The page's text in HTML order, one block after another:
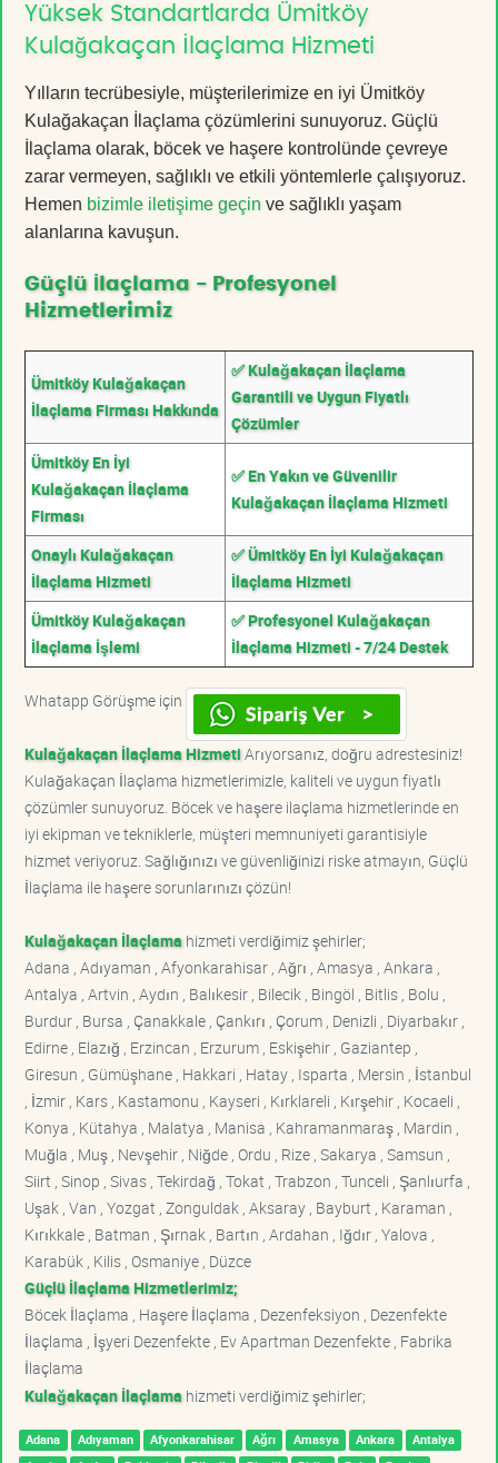
Yüksek Standartlarda Ümitköy
Kulağakaçan İlaçlama Hizmeti
Yılların tecrübesiyle, müşterilerimize en iyi Ümitköy
Kulağakaçan İlaçlama çözümlerini sunuyoruz. Güçlü
İlaçlama olarak, böcek ve haşere kontrolünde çevreye
zarar vermeyen, sağlıklı ve etkili yöntemlerle çalışıyoruz.
Hemen bizimle iletişime geçin ve sağlıklı yaşam
alanlarına kavuşun.
Güçlü İlaçlama - Profesyonel
Hizmetlerimiz
Ümitköy Kulağakaçan
İlaçlama Firması Hakkında
✅ Kulağakaçan İlaçlama
Garantili ve Uygun Fiyatlı
Çözümler
Ümitköy En İyi
Kulağakaçan İlaçlama
Firması
✅ En Yakın ve Güvenilir
Kulağakaçan İlaçlama Hizmeti
Onaylı Kulağakaçan
İlaçlama Hizmeti
✅ Ümitköy En İyi Kulağakaçan
İlaçlama Hizmeti
Ümitköy Kulağakaçan
İlaçlama İşlemi
✅ Profesyonel Kulağakaçan
İlaçlama Hizmeti - 7/24 Destek
Whatapp Görüşme için
Kulağakaçan İlaçlama HizmetiArıyorsanız, doğru adrestesiniz!
Kulağakaçan İlaçlama hizmetlerimizle, kaliteli ve uygun fiyatlı
çözümler sunuyoruz. Böcek ve haşere ilaçlama hizmetlerinde en
iyi ekipman ve tekniklerle, müşteri memnuniyeti garantisiyle
hizmet veriyoruz. Sağlığınızı ve güvenliğinizi riske atmayın, Güçlü
İlaçlama ile haşere sorunlarınızı çözün!
Kulağakaçan İlaçlama hizmeti verdiğimiz şehirler;
Adana , Adıyaman , Afyonkarahisar , Ağrı , Amasya , Ankara ,
Antalya , Artvin , Aydın , Balıkesir , Bilecik , Bingöl , Bitlis , Bolu ,
Burdur , Bursa , Çanakkale , Çankırı , Çorum , Denizli , Diyarbakır ,
Edirne , Elazığ , Erzincan , Erzurum , Eskişehir , Gaziantep ,
Giresun , Gümüşhane , Hakkari , Hatay , Isparta , Mersin , İstanbul
, İzmir , Kars , Kastamonu , Kayseri , Kırklareli , Kırşehir , Kocaeli ,
Konya , Kütahya , Malatya , Manisa , Kahramanmaraş , Mardin ,
Muğla , Muş , Nevşehir , Niğde , Ordu , Rize , Sakarya , Samsun ,
Siirt , Sinop , Sivas , Tekirdağ , Tokat , Trabzon , Tunceli , Şanlıurfa ,
Uşak , Van , Yozgat , Zonguldak , Aksaray , Bayburt , Karaman ,
Kırıkkale , Batman , Şırnak , Bartın , Ardahan , Iğdır , Yalova ,
Karabük , Kilis , Osmaniye , Düzce
Güçlü İlaçlama Hizmetlerimiz;
Böcek İlaçlama , Haşere İlaçlama , Dezenfeksiyon , Dezenfekte
İlaçlama , İşyeri Dezenfekte , Ev Apartman Dezenfekte , Fabrika
İlaçlama
Kulağakaçan İlaçlama hizmeti verdiğimiz şehirler;
Adana Adıyaman Afyonkarahisar Ağrı Amasya Ankara
Antalya